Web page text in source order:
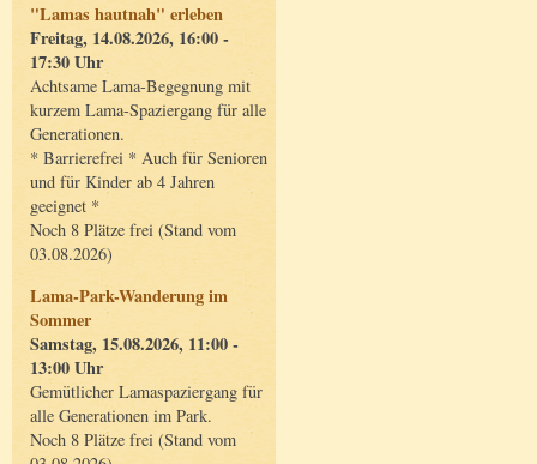
"Lamas hautnah" erleben
Freitag, 14.08.2026, 16:00 -
17:30 Uhr
Achtsame Lama-Begegnung mit
kurzem Lama-Spaziergang für alle
Generationen.
* Barrierefrei * Auch für Senioren
und für Kinder ab 4 Jahren
geeignet *
Noch 8 Plätze frei (Stand vom
03.08.2026)
Lama-Park-Wanderung im
Sommer
Samstag, 15.08.2026, 11:00 -
13:00 Uhr
Gemütlicher Lamaspaziergang für
alle Generationen im Park.
Noch 8 Plätze frei (Stand vom